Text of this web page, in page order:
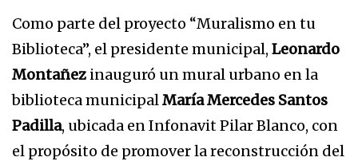
Como parte del proyecto “Muralismo en tu
Biblioteca”, el presidente municipal, Leonardo
Montañez inauguró un mural urbano en la
biblioteca municipalMaría Mercedes Santos
Padilla, ubicada en Infonavit Pilar Blanco, con
el propósito de promover la reconstrucción del